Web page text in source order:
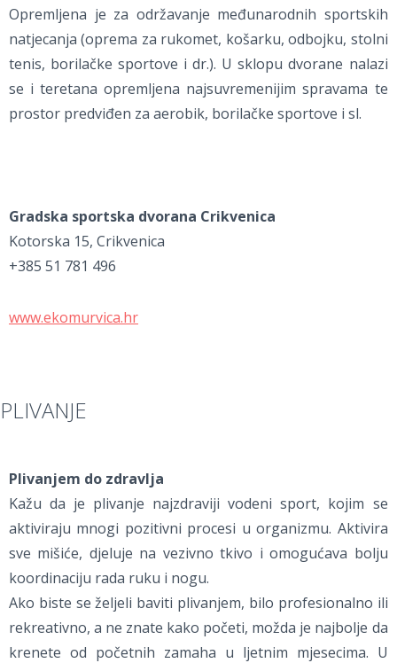
Opremljena je za održavanje međunarodnih sportskih
natjecanja (oprema za rukomet, košarku, odbojku, stolni
tenis, borilačke sportove i dr.). U sklopu dvorane nalazi
se i teretana opremljena najsuvremenijim spravama te
prostor predviđen za aerobik, borilačke sportove i sl.
Gradska sportska dvorana Crikvenica
Kotorska 15, Crikvenica
+385 51 781 496
www.ekomurvica.hr
PLIVANJE
Plivanjem do zdravlja
Kažu da je plivanje najzdraviji vodeni sport, kojim se
aktiviraju mnogi pozitivni procesi u organizmu. Aktivira
sve mišiće, djeluje na vezivno tkivo i omogućava bolju
koordinaciju rada ruku i nogu.
Ako biste se željeli baviti plivanjem, bilo profesionalno ili
rekreativno, a ne znate kako početi, možda je najbolje da
krenete od početnih zamaha u ljetnim mjesecima. U